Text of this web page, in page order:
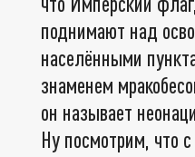
поднимают над
населёнными
знаменем
он называет
Ну посмотрим, что